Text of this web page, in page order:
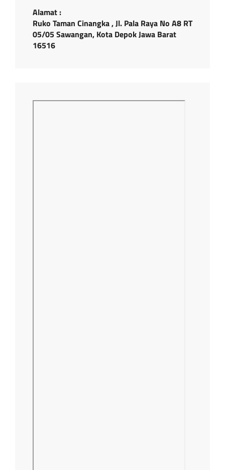
Alamat :
Ruko Taman Cinangka , Jl. Pala Raya No A8 RT
05/05 Sawangan, Kota Depok Jawa Barat
16516